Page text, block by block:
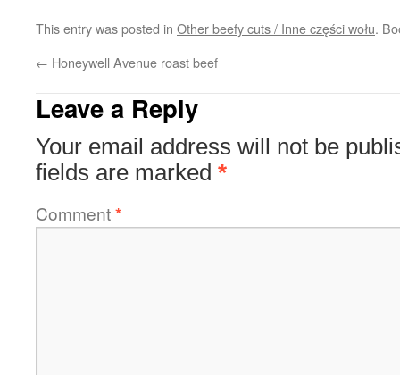
This entry was posted in Other beefy cuts / Inne części wołu.
← Honeywell Avenue roast beef
Leave a Reply
Your email address will not be
fields are marked *
Comment*